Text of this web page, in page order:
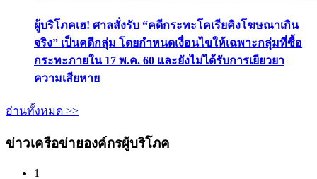
ผู้บริโภคเฮ! ศาลสั่งรับ “คดีกระทะโคเรียคิงโฆษณาเกิน
จริง” เป็นคดีกลุ่ม โดยกำหนดเงื่อนไขให้เฉพาะกลุ่มที่ซื้อ
กระทะภายใน 17 พ.ค. 60 และยังไม่ได้รับการเยียวยา
ความเสียหาย
อ่านทั้งหมด >>
ข่าวเครือข่ายองค์กรผู้บริโภค
1